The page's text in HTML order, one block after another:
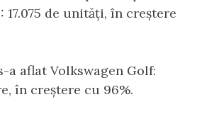
17.075 de unități, în creștere
a aflat Volkswagen Golf:
în creștere cu 96%.